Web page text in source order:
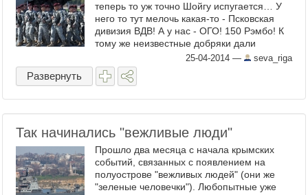
теперь то уж точно Шойгу испугается… У
него то тут мелочь какая-то - Псковская
дивизия ВДВ! А у нас - ОГО! 150 Рэмбо! К
тому же неизвестные добряки дали
миллиард евро и хотели дать еще 4, ...
25-04-2014 — seva_riga
Развернуть
Так начинались "вежливые люди"
Прошло два месяца с начала крымских
событий, связанных с появлением на
полуострове "вежливых людей" (они же
"зеленые человечки"). Любопытные уже